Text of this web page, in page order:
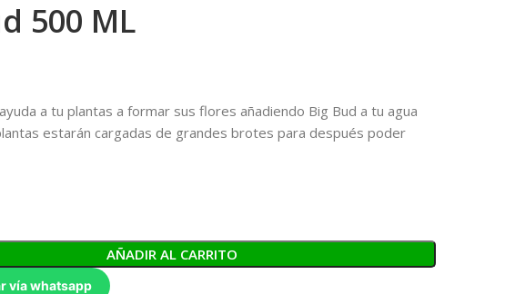
500 ML
a tu plantas a formar sus flores añadiendo Big Bud a tu agua
estarán cargadas de grandes brotes para después poder
AÑADIR AL CARRITO
vía whatsapp